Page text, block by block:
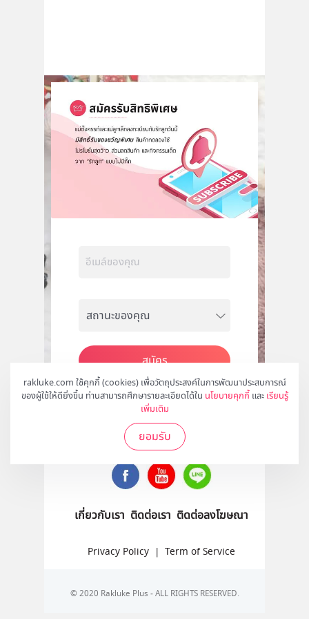
rakluke.com ใช้คุกกี้ (cookies) เพื่อวัตถุประสงค์ในการพัฒนาประสบการณ์
ของผู้ใช้ให้ดียิ่งขึ้น ท่านสามารถศึกษารายละเอียดได้ใน นโยบายคุกกี้ และ เรียนรู้
เพิ่มเติม
ยอมรับ
สมัคร
ติดตามเราได้ที่
เกี่ยวกับเรา ติดต่อเรา ติดต่อลงโฆษณา
Privacy Policy | Term of Service
© 2020 Rakluke Plus - ALL RIGHTS RESERVED.